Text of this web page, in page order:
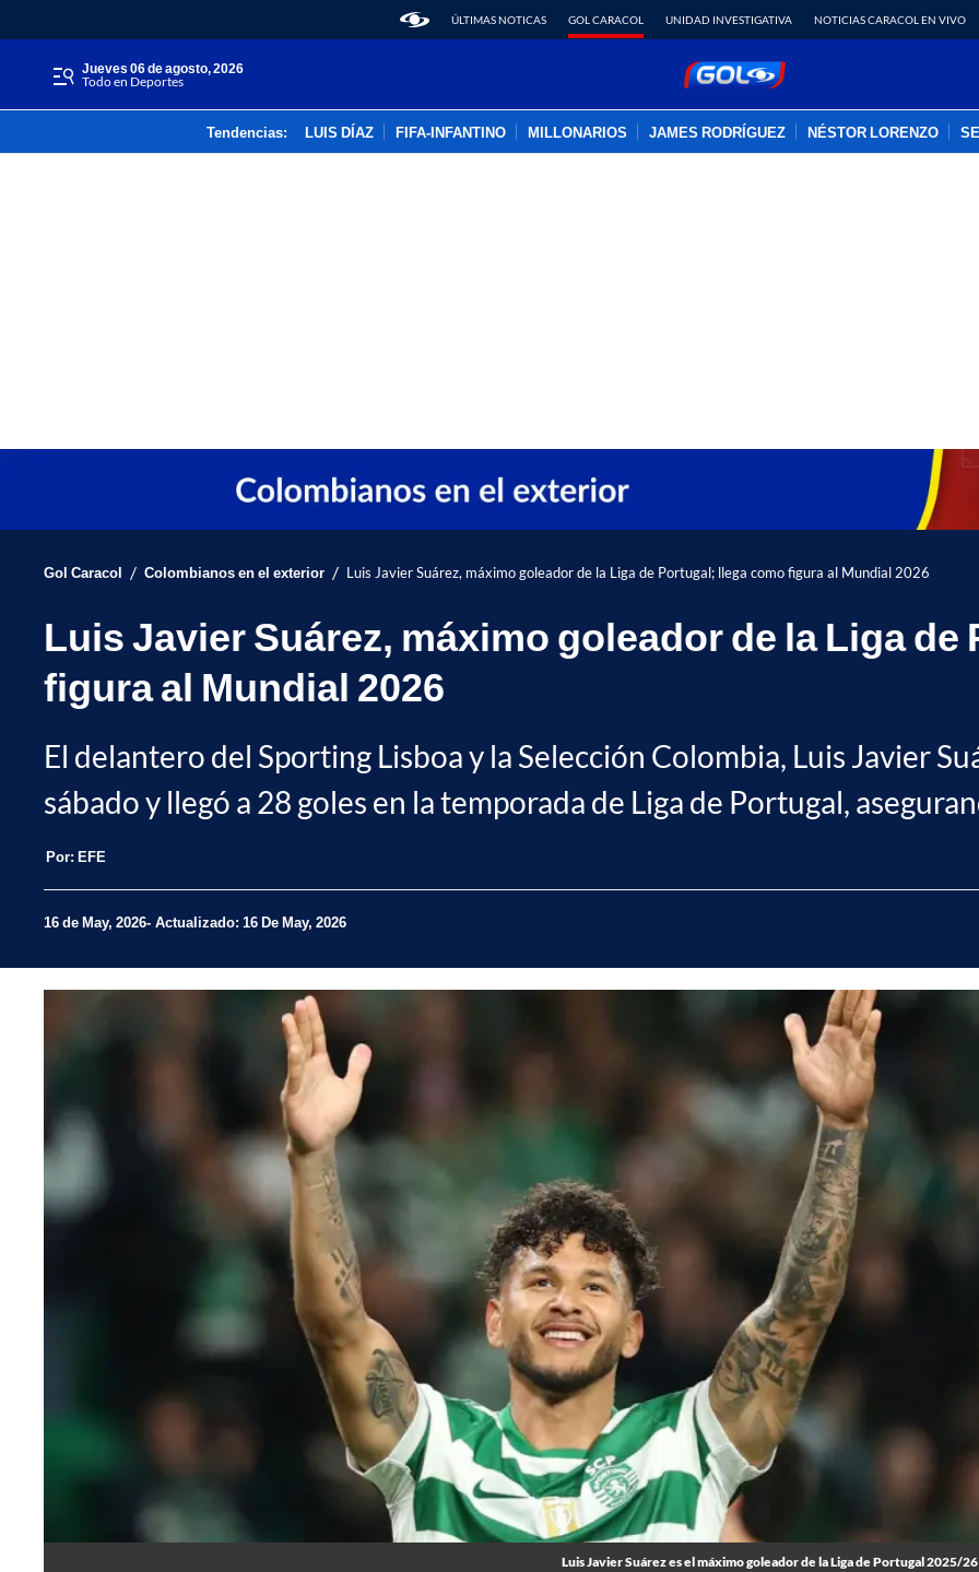
ÚLTIMAS NOTICAS GOL CARACOL UNIDAD INVESTIGATIVA NOTICIAS CARACOL EN VIVO
jueves 06 de agosto, 2026
Todo en Deportes
Tendencias: LUIS DÍAZ FIFA-INFANTINO MILLONARIOS JAMES RODRÍGUEZ NÉSTOR LORENZO
Gol Caracol / Colombianos en el exterior / Luis Javier Suárez, máximo goleador de la Liga de Portugal; llega como figura al Mundial 2026
Luis Javier Suárez, máximo goleador de la Liga
figura al Mundial 2026
El delantero del Sporting Lisboa y la Selección Colombia, Luis Javier
sábado y llegó a 28 goles en la temporada de Liga de Portugal,
Por: EFE
16 de May, 2026 Actualizado: 16 De May, 2026
Luis Javier Suárez es el máximo goleador de la Liga de Portugal 2025/